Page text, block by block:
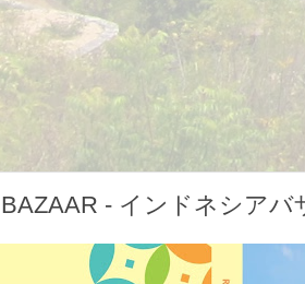
- インドネシアバ